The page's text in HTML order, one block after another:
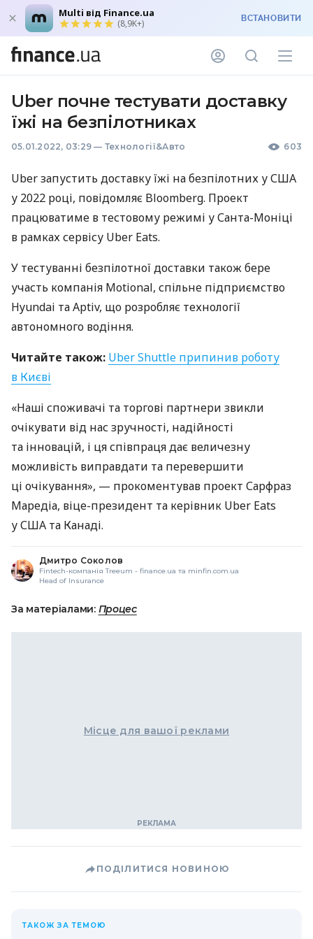
Multi від Finance.ua
(8,9K+) ВСТАНОВИТИ
Uber почне тестувати доставку
їжі на безпілотниках
05.01.2022, 03:29 — Технології&Авто 603
Uber запустить доставку їжі на безпілотних уСША
у 2022 році, повідомляє Bloomberg. Проект
працюватиме в тестовому режимі у Санта-Моніці
в рамках сервісу Uber Eats.
У тестуванні безпілотної доставки також бере
участь компанія Motional, спільне підприємство
Hyundai та Aptiv, що розробляє технології
автономного водіння.
Читайте також: Uber Shuttle припинив роботу
в Києві
«Наші споживачі та торгові партнери звикли
очікувати від нас зручності, надійності
та інновацій, і ця співпраця дає величезну
можливість виправдати та перевершити
ці очікування», — прокоментував проект Сарфраз
Маредіа, віце-президент та керівник Uber Eats
уСША та Канаді.
Дмитро Соколов
Fintech-компанія Treeum - finance.ua та minfin.com.ua
Head of Insurance
За матеріалами: Процес
Місце для вашої реклами
ПОДІЛИТИСЯ НОВИНОЮ
ТАКОЖ ЗА ТЕМОЮ